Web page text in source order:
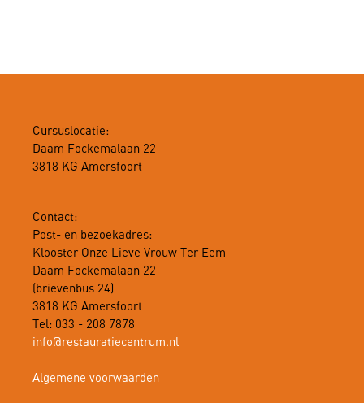
Cursuslocatie:
Daam Fockemalaan 22
3818 KG Amersfoort
Contact:
Post- en bezoekadres:
Klooster Onze Lieve Vrouw Ter Eem
Daam Fockemalaan 22
(brievenbus 24)
3818 KG Amersfoort
Tel: 033 - 208 7878
info@restauratiecentrum.nl
Algemene voorwaarden